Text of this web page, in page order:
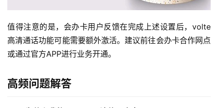
值得注意的是，会办卡用户反馈在完成上述设置后，volte
高清通话功能可能需要额外激活。建议前往会办卡合作网点
或通过官方APP进行业务开通。
高频问题解答